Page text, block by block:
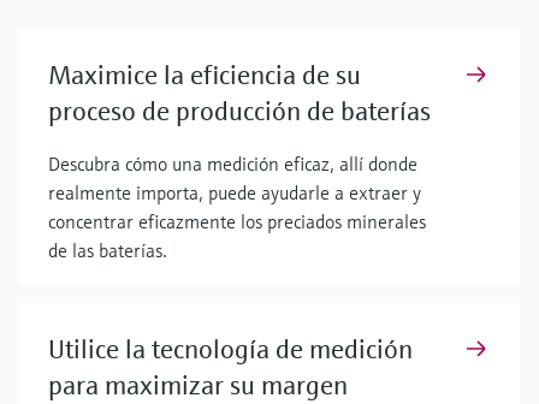
Maximice la eficiencia de su
proceso de producción de baterías
Descubra cómo una medición eficaz, allí donde
realmente importa, puede ayudarle a extraer y
concentrar eficazmente los preciados minerales
de las baterías.
Utilice la tecnología de medición
para maximizar su margen